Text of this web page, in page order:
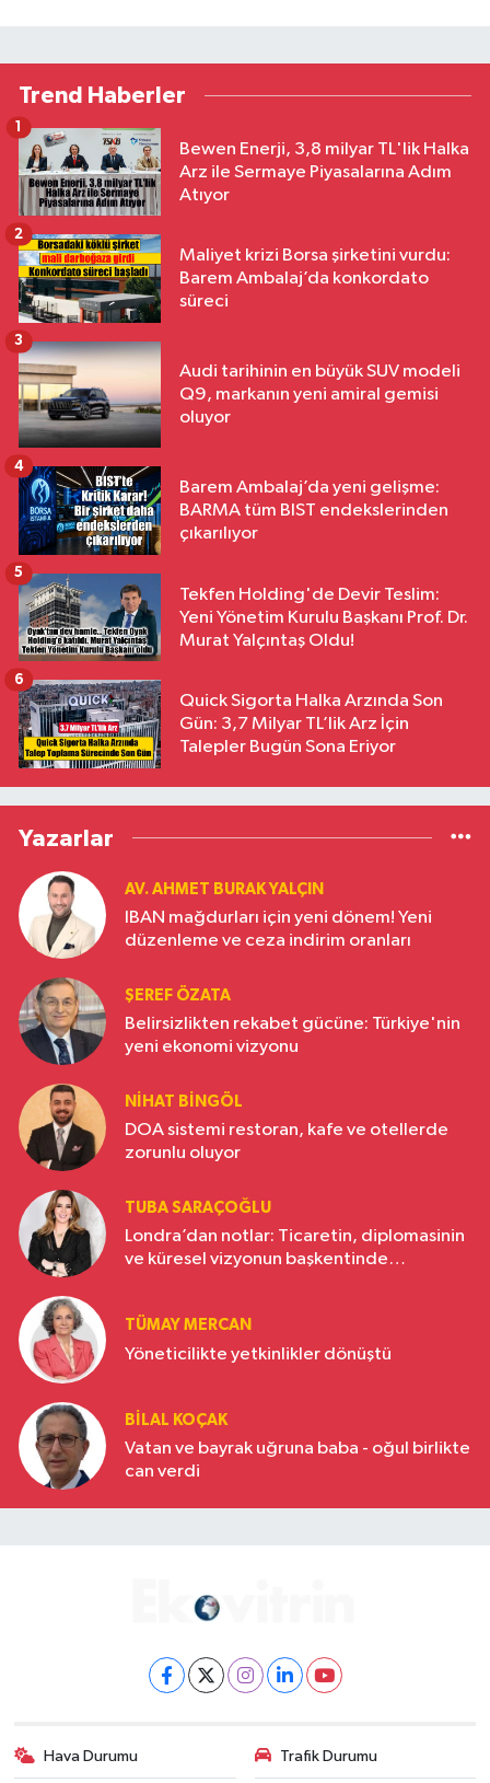
Trend Haberler
Bewen Enerji, 3,8 milyar TL'lik Halka
Arz ile Sermaye Piyasalarına Adım
Atıyor
1
Maliyet krizi Borsa şirketini vurdu:
Barem Ambalaj’da konkordato
süreci
2
Audi tarihinin en büyük SUV modeli
Q9, markanın yeni amiral gemisi
oluyor
3
Barem Ambalaj’da yeni gelişme:
BARMA tüm BIST endekslerinden
çıkarılıyor
4
Tekfen Holding'de Devir Teslim:
Yeni Yönetim Kurulu Başkanı Prof. Dr.
Murat Yalçıntaş Oldu!
5
Quick Sigorta Halka Arzında Son
Gün: 3,7 Milyar TL’lik Arz İçin
Talepler Bugün Sona Eriyor
6
Yazarlar
AV. AHMET BURAK YALÇIN
IBAN mağdurları için yeni dönem! Yeni
düzenleme ve ceza indirim oranları
ŞEREF ÖZATA
Belirsizlikten rekabet gücüne: Türkiye'nin
yeni ekonomi vizyonu
NIHAT BINGÖL
DOA sistemi restoran, kafe ve otellerde
zorunlu oluyor
TUBA SARAÇOĞLU
Londra’dan notlar: Ticaretin, diplomasinin
ve küresel vizyonun başkentinde
TÜMAY MERCAN
Yöneticilikte yetkinlikler dönüştü
BILAL KOÇAK
Vatan ve bayrak uğruna baba - oğul birlikte
can verdi
Hava Durumu Trafik Durumu